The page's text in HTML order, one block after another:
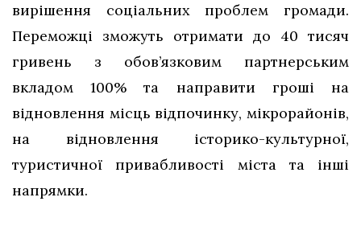
вирішення соціальних проблем громади.
Переможці зможуть отримати до 40 тисяч
гривень з обов’язковим партнерським
вкладом 100% та направити гроші на
відновлення місць відпочинку, мікрорайонів,
на відновлення історико-культурної,
туристичної привабливості міста та інші
напрямки.